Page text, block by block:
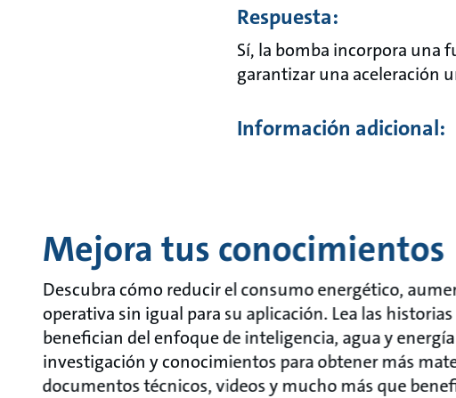
Respuesta:
Sí, la bomba incorpora una
garantizar una aceleración
Información adicional:
Mejora tus conocimientos
Descubra cómo reducir el consumo energético,
operativa sin igual para su aplicación. Lea las
benefician del enfoque de inteligencia, agua y
investigación y conocimientos para obtener más
documentos técnicos, videos y mucho más que